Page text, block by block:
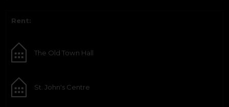
Rent:
The Old Town Hall
St. John's Centre